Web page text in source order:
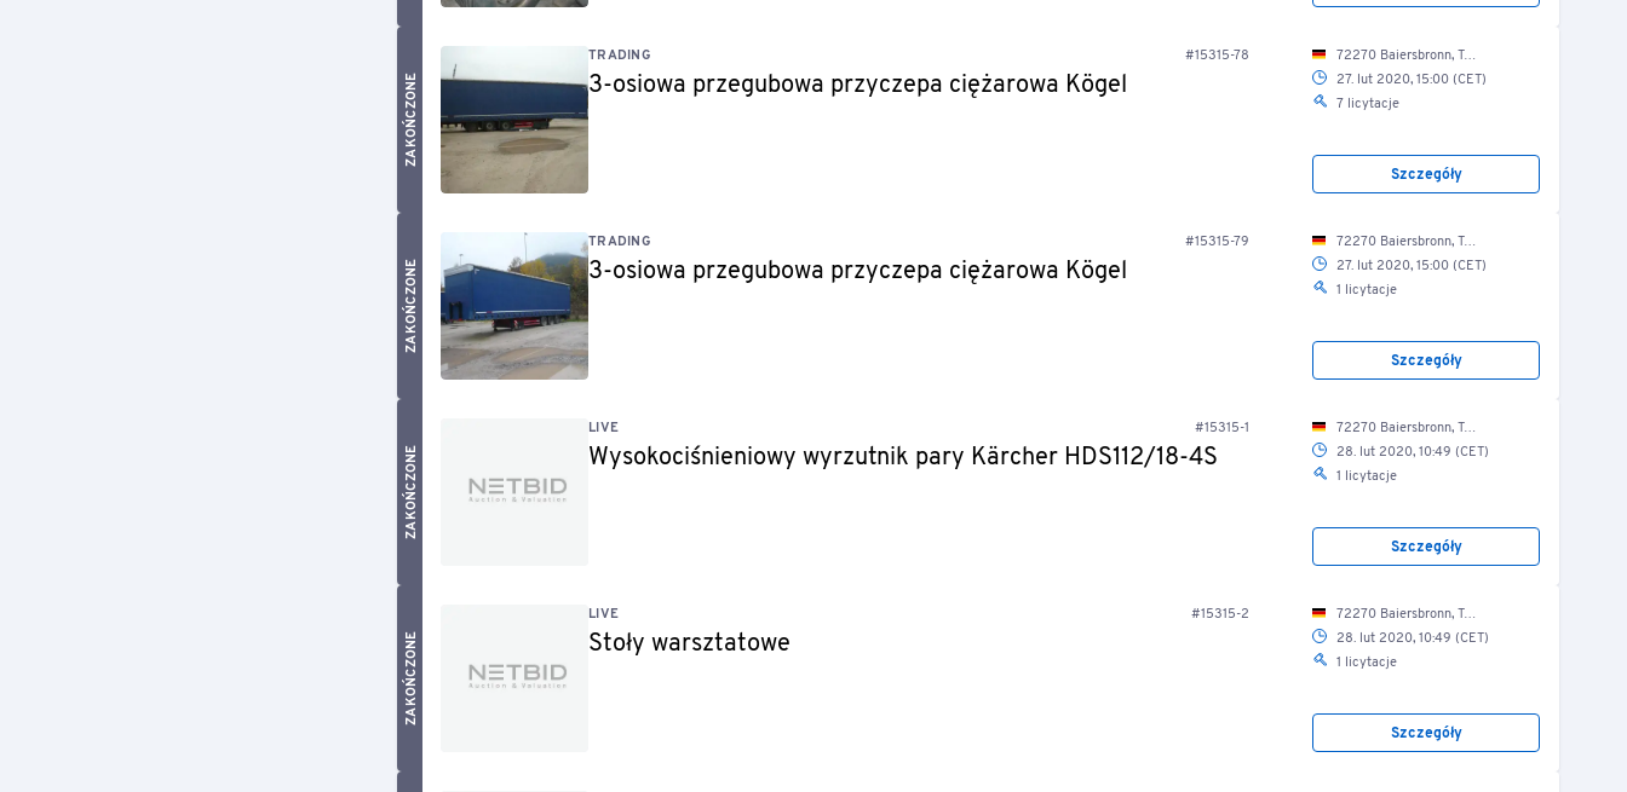
ZAKOŃCZONE
TRADING #15315-78
3-osiowa przegubowa przyczepa ciężarowa Kögel
72270 Baiersbronn, Tonbachstr. 4/ Fuhrpark
27. lut 2020, 15:00 (CET)
7 licytacje
Szczegóły
ZAKOŃCZONE
TRADING #15315-79
3-osiowa przegubowa przyczepa ciężarowa Kögel
72270 Baiersbronn, Tonbachstr. 4/ Fuhrpark
27. lut 2020, 15:00 (CET)
1 licytacje
Szczegóły
ZAKOŃCZONE
LIVE #15315-1
Wysokociśnieniowy wyrzutnik pary Kärcher HDS112/18-4S
72270 Baiersbronn, Tonbachstr. 4/ Lkw-Halle
28. lut 2020, 10:49 (CET)
1 licytacje
Szczegóły
ZAKOŃCZONE
LIVE #15315-2
Stoły warsztatowe
72270 Baiersbronn, Tonbachstr. 4/ Lkw-Halle
28. lut 2020, 10:49 (CET)
1 licytacje
Szczegóły